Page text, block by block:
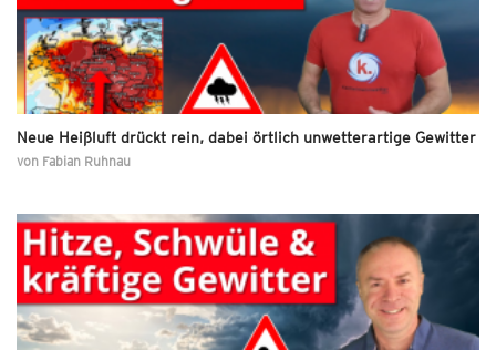
Neue Heißluft drückt rein, dabei örtlich unwetterartige Gewitter
von Fabian Ruhnau